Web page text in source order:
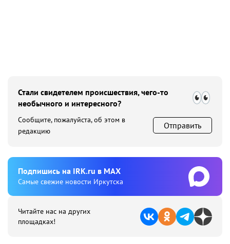
Стали свидетелем происшествия, чего-то
необычного и интересного?
Сообщите, пожалуйста, об этом в
редакцию
Отправить
Подпишиcь на IRK.ru в MAX
Cамые свежие новости Иркутска
Читайте нас на других
площадках!